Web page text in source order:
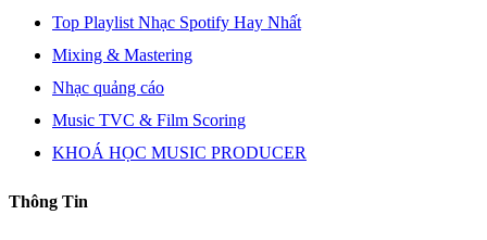
Top Playlist Nhạc Spotify Hay Nhất
Mixing & Mastering
Nhạc quảng cáo
Music TVC & Film Scoring
KHOÁ HỌC MUSIC PRODUCER
Thông Tin